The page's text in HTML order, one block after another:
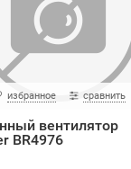
избранное сравнить
вентилятор
BR4976